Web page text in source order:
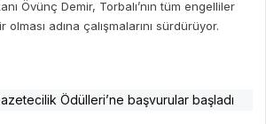
Övünç Demir, Torbalı’nın tüm engelliler
adına çalışmalarını sürdürüyor.